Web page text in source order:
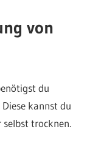
von
du
kannst du
trocknen.